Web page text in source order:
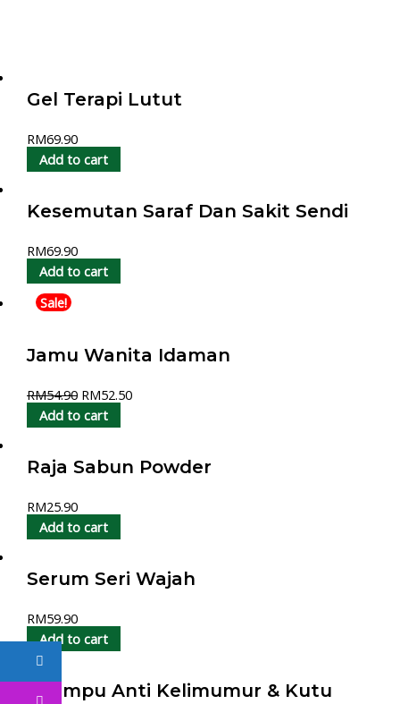
Gel Terapi Lutut
RM69.90
Add to cart
Kesemutan Saraf Dan Sakit Sendi
RM69.90
Add to cart
Sale!
Jamu Wanita Idaman
RM54.90 RM52.50
Add to cart
Raja Sabun Powder
RM25.90
Add to cart
Serum Seri Wajah
RM59.90
Add to cart
Shampu Anti Kelimumur & Kutu